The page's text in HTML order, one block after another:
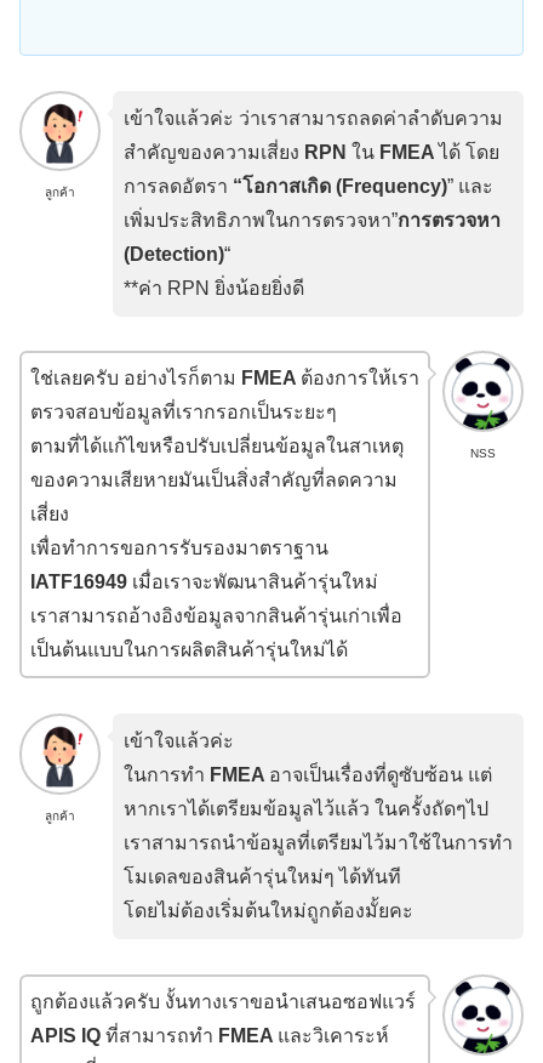
ลูกค้า
เข้าใจแล้วค่ะ ว่าเราสามารถลดค่าลำดับความ
สำคัญของความเสี่ยง RPN ใน FMEAได้ โดย
การลดอัตรา “โอกาสเกิด(Frequency)” และ
เพิ่มประสิทธิภาพในการตรวจหา”การตรวจหา
(Detection)“
**ค่า RPN ยิ่งน้อยยิ่งดี
NSS
ใช่เลยครับ อย่างไรก็ตาม FMEA ต้องการให้เรา
ตรวจสอบข้อมูลที่เรากรอกเป็นระยะๆ
ตามที่ได้แก้ไขหรือปรับเปลี่ยนข้อมูลในสาเหตุ
ของความเสียหายมันเป็นสิ่งสำคัญที่ลดความ
เสี่ยง
เพื่อทำการขอการรับรองมาตราฐาน
IATF16949 เมื่อเราจะพัฒนาสินค้ารุ่นใหม่
เราสามารถอ้างอิงข้อมูลจากสินค้ารุ่นเก่าเพื่อ
เป็นต้นแบบในการผลิตสินค้ารุ่นใหม่ได้
ลูกค้า
เข้าใจแล้วค่ะ
ในการทำ FMEA อาจเป็นเรื่องที่ดูซับซ้อน แต่
หากเราได้เตรียมข้อมูลไว้แล้ว ในครั้งถัดๆไป
เราสามารถนำข้อมูลที่เตรียมไว้มาใช้ในการทำ
โมเดลของสินค้ารุ่นใหม่ๆ ได้ทันที
โดยไม่ต้องเริ่มต้นใหม่ถูกต้องมั้ยคะ
ถูกต้องแล้วครับ งั้นทางเราขอนำเสนอซอฟแวร์
APIS IQ ที่สามารถทำ FMEA และวิเคาระห์